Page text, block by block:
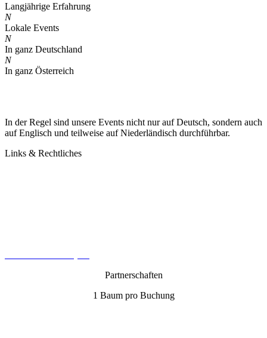
Langjährige Erfahrung
N
Lokale Events
N
In ganz Deutschland
N
In ganz Österreich
In der Regel sind unsere Events nicht nur auf Deutsch, sondern auch
auf Englisch und teilweise auf Niederländisch durchführbar.
Links & Rechtliches
Partnerschaften
1 Baum pro Buchung